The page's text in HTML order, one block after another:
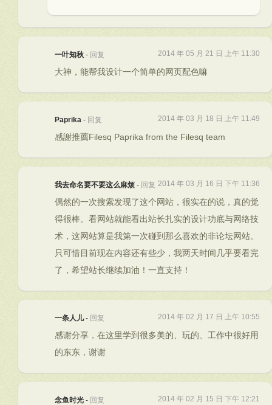
一叶知秋 - 回复 2014 年 05 月 21 日 上午 11:30
大神，能帮我设计一个简单的网页配色嘛
Paprika - 回复 2014 年 03 月 18 日 上午 11:49
感謝推薦Filesq Paprika from the Filesq team
我去命名要不要这么麻烦 - 回复 2014 年 03 月 16 日 下午 11:36
偶然的一次搜索发现了这个网站，很实在的说，真的觉
得很棒。看网站就能看出站长扎实的设计功底与网络技
术，这网站算是我第一次碰到那么喜欢的非论坛网站。
只可惜目前现在内容还有些少，我两天时间几乎要看完
了，希望站长继续加油！一直支持！
一条人儿- 回复 2014 年 02 月 17 日 上午 10:55
感谢分享，在这里学到很多美的、玩的、工作中很好用
的东东，谢谢
念鱼时光 - 回复 2014 年 02 月 15 日 下午 12:21